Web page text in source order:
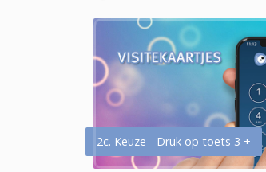
2c. Keuze - Druk op toets 3 +